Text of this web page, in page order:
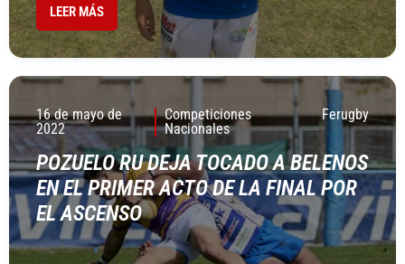
LEER MÁS
16 de mayo de
2022
Competiciones
Nacionales
Ferugby
POZUELO RU DEJA TOCADO A BELENOS
EN EL PRIMER ACTO DE LA FINAL POR
EL ASCENSO